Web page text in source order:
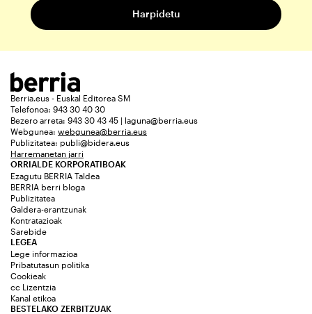
Berria.eus - Euskal Editorea SM
Telefonoa: 943 30 40 30
Bezero arreta: 943 30 43 45 | laguna@berria.eus
Webgunea: webgunea@berria.eus
Publizitatea: publi@bidera.eus
Harremanetan jarri
ORRIALDE KORPORATIBOAK
Ezagutu BERRIA Taldea
BERRIA berri bloga
Publizitatea
Galdera-erantzunak
Kontratazioak
Sarebide
LEGEA
Lege informazioa
Pribatutasun politika
Cookieak
cc Lizentzia
Kanal etikoa
BESTELAKO ZERBITZUAK